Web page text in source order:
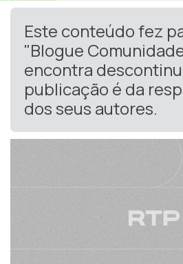
Este conteúdo fez
"Blogue
encontra
publicação é da
dos seus autores.